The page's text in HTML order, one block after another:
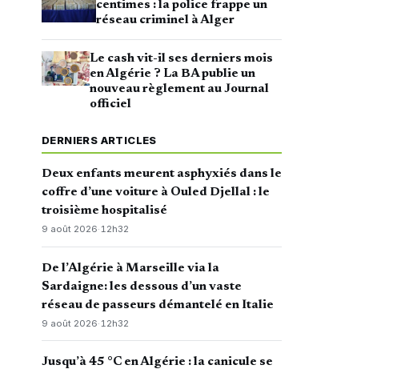
centimes : la police frappe un
réseau criminel à Alger
Le cash vit-il ses derniers mois
en Algérie ? La BA publie un
nouveau règlement au Journal
officiel
DERNIERS ARTICLES
Deux enfants meurent asphyxiés dans le
coffre d’une voiture à Ouled Djellal : le
troisième hospitalisé
9 août 2026·12h32
De l’Algérie à Marseille via la
Sardaigne: les dessous d’un vaste
réseau de passeurs démantelé en Italie
9 août 2026· 12h32
Jusqu’à 45 °C en Algérie : la canicule se